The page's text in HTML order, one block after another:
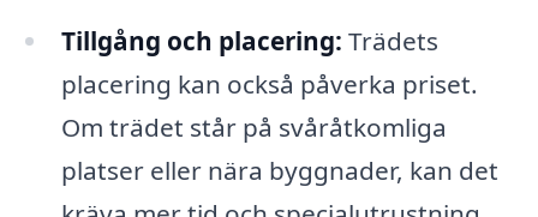
Tillgång och placering: Trädets
placering kan också påverka priset.
Om trädet står på svåråtkomliga
platser eller nära byggnader, kan det